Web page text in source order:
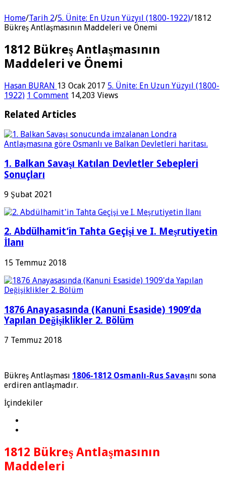
Home/Tarih 2/5. Ünite: En Uzun Yüzyıl (1800-1922)/1812
Bükreş Antlaşmasının Maddeleri ve Önemi
1812 Bükreş Antlaşmasının
Maddeleri ve Önemi
Hasan BURAN 13 Ocak 2017 5. Ünite: En Uzun Yüzyıl (1800-
1922) 1 Comment 14,203 Views
Related Articles
1. Balkan Savaşı Katılan Devletler Sebepleri
Sonuçları
9 Şubat 2021
2. Abdülhamit’in Tahta Geçişi ve I. Meşrutiyetin
İlanı
15 Temmuz 2018
1876 Anayasasında (Kanuni Esaside) 1909’da
Yapılan Değişiklikler 2. Bölüm
7 Temmuz 2018
Bükreş Antlaşması 1806-1812 Osmanlı-Rus Savaşını sona
erdiren antlaşmadır.
İçindekiler
1812 Bükreş Antlaşmasının
Maddeleri